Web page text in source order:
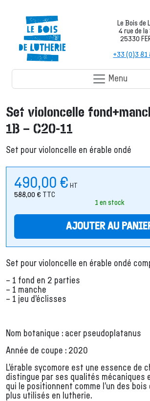
Le Bois de
4 rue de la
25330
+33 (0)3 81
Menu
Set violoncelle
1B – C20-11
Set pour violoncelle en érable ondé
490,00 € HT
588,00 € TTC
1 en stock
AJOUTER AU
Set pour violoncelle en érable ondé
– 1 fond en 2 parties
– 1 manche
– 1 jeu d’éclisses
Nom botanique : acer pseudoplatanus
Année de coupe : 2020
L’érable sycomore est une essence de
distingue par ses qualités mécaniques
qui le positionnent comme l’un des
plus utilisés en lutherie.